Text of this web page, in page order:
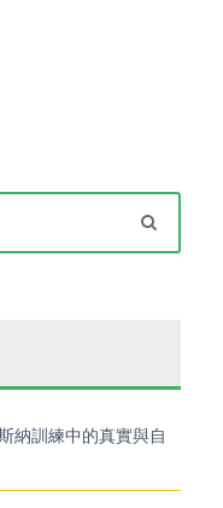
納訓練中的真實與自